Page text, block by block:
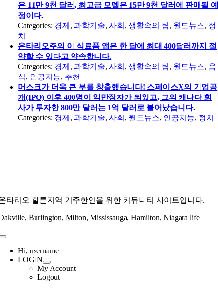
은 11만 9천 달러, 최고급 모델은 15만 9천 달러에 판매될
정이다.
Categories: 경제 ,과학기술,사회 ,생활속의 팁, 월드뉴스, 정
치
온타리오주의 이 식료품 앱은 한 달에 최대 400달러까지 절
약할 수 있다고 약속합니다.
Categories: 경제 ,과학기술,사회 ,생활속의 팁, 월드뉴스, 음
식, 인공지능, 추천
머스크가 더욱 큰 부를 창출했습니다! 스페이스X의 기업공
개(IPO) 이후 400명이 억만장자가 되었고, 그의 캐나다 회
사가 투자한 800만 달러는 1억 달러로 불어났습니다.
Categories: 경제 ,과학기술,사회 , 월드뉴스, 인공지능, 정치
타리오 할튼지역 거주한인을 위한 커뮤니티 사이트입니다.
Burlington, Milton, Mississauga, Hamilton, Niagara life
Toggle
NavigationHi, username
LOGIN
My Account
Logout